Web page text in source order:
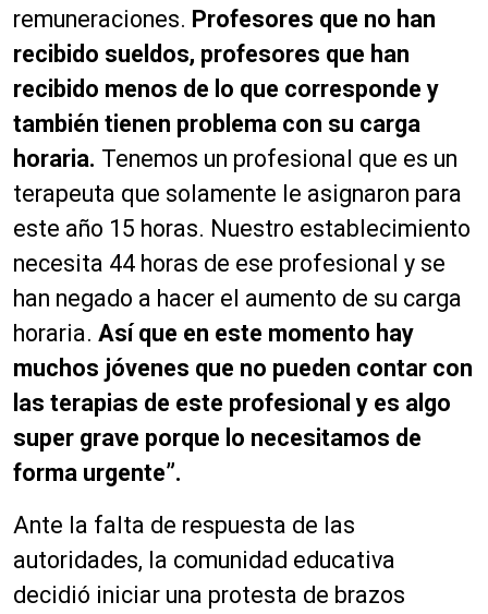
remuneraciones. Profesores que no han
recibido sueldos, profesores que han
recibido menos de lo que corresponde y
también tienen problema con su carga
horaria. Tenemos un profesional que es un
terapeuta que solamente le asignaron para
este año 15 horas. Nuestro establecimiento
necesita 44 horas de ese profesional y se
han negado a hacer el aumento de su carga
horaria. Así que en este momento hay
muchos jóvenes que no pueden contar con
las terapias de este profesional y es algo
super grave porque lo necesitamos de
forma urgente”.
Ante la falta de respuesta de las
autoridades, la comunidad educativa
decidió iniciar una protesta de brazos